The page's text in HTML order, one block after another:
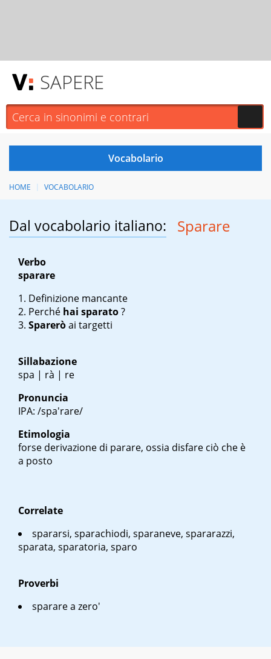
SAPERE
HOME VOCABOLARIO
Dal vocabolario italiano: Sparare
Verbo
sparare
Definizione mancante
Perché hai sparato?
Spareròai targetti
Sillabazione
spa | rà | re
Pronuncia
IPA: /spa'rare/
Etimologia
forse derivazione di parare, ossia disfare ciò che è
a posto
Correlate
spararsi, sparachiodi, sparaneve, spararazzi,
sparata, sparatoria, sparo
Proverbi
sparare a zero'